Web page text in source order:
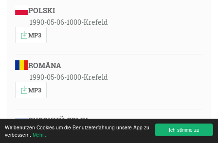
Ich stimme zu
Wir benutzen Cookies um die Benutzererfahrung unsere App zu
verbessern. Mehr...
POLSKI
1990-05-06-1000-Krefeld
MP3
ROMÂNA
1990-05-06-1000-Krefeld
MP3
РУССКИЙ ЯЗЫК
1990-05-06-1000-Krefeld